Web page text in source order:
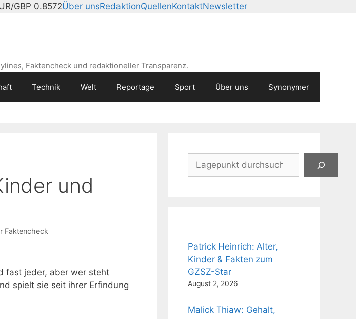
GBP 0.8572Über unsRedaktionQuellenKontaktNewsletter
Faktencheck und redaktioneller Transparenz.
Technik Welt Reportage Sport Über uns Synonymer
und
Faktencheck
fast jeder, aber wer steht
spielt sie seit ihrer Erfindung
Suchen
Patrick Heinrich: Alter,
Kinder & Fakten zum
GZSZ-Star
August 2, 2026
Malick Thiaw: Gehalt,